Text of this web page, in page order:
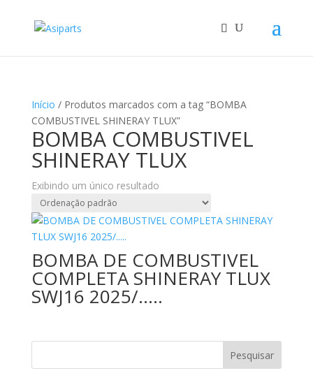
Início / Produtos marcados com a tag “BOMBA
COMBUSTIVEL SHINERAY TLUX”
BOMBA COMBUSTIVEL
SHINERAY TLUX
Exibindo um único resultado
BOMBA DE COMBUSTIVEL
COMPLETA SHINERAY TLUX
SWJ16 2025/…..
Pesquisar